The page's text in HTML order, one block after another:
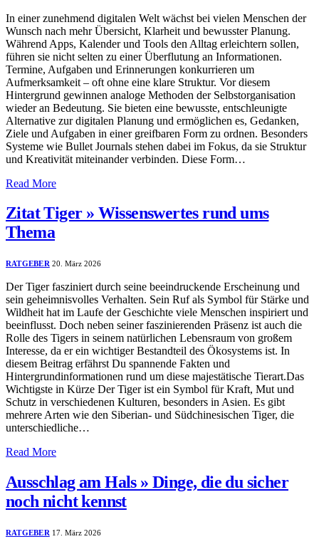
In einer zunehmend digitalen Welt wächst bei vielen Menschen der
Wunsch nach mehr Übersicht, Klarheit und bewusster Planung.
Während Apps, Kalender und Tools den Alltag erleichtern sollen,
führen sie nicht selten zu einer Überflutung an Informationen.
Termine, Aufgaben und Erinnerungen konkurrieren um
Aufmerksamkeit – oft ohne eine klare Struktur. Vor diesem
Hintergrund gewinnen analoge Methoden der Selbstorganisation
wieder an Bedeutung. Sie bieten eine bewusste, entschleunigte
Alternative zur digitalen Planung und ermöglichen es, Gedanken,
Ziele und Aufgaben in einer greifbaren Form zu ordnen. Besonders
Systeme wie Bullet Journals stehen dabei im Fokus, da sie Struktur
und Kreativität miteinander verbinden. Diese Form…
Read More
Zitat Tiger » Wissenswertes rund ums
Thema
RATGEBER 20. März 2026
Der Tiger fasziniert durch seine beeindruckende Erscheinung und
sein geheimnisvolles Verhalten. Sein Ruf als Symbol für Stärke und
Wildheit hat im Laufe der Geschichte viele Menschen inspiriert und
beeinflusst. Doch neben seiner faszinierenden Präsenz ist auch die
Rolle des Tigers in seinem natürlichen Lebensraum von großem
Interesse, da er ein wichtiger Bestandteil des Ökosystems ist. In
diesem Beitrag erfährst Du spannende Fakten und
Hintergrundinformationen rund um diese majestätische Tierart.Das
Wichtigste in Kürze Der Tiger ist ein Symbol für Kraft, Mut und
Schutz in verschiedenen Kulturen, besonders in Asien. Es gibt
mehrere Arten wie den Siberian- und Südchinesischen Tiger, die
unterschiedliche…
Read More
Ausschlag am Hals » Dinge, die du sicher
noch nicht kennst
RATGEBER 17. März 2026